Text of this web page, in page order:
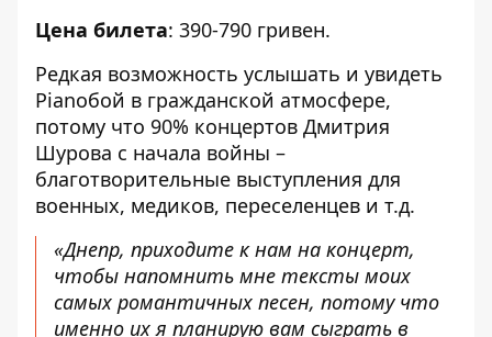
Цена билета: 390-790 гривен.
Редкая возможность услышать и увидеть
Pianoбой в гражданской атмосфере,
потому что 90% концертов Дмитрия
Шурова с начала войны –
благотворительные выступления для
военных, медиков, переселенцев и т.д.
«Днепр, приходите к нам на концерт,
чтобы напомнить мне тексты моих
самых романтичных песен, потому что
именно их я планирую вам сыграть в